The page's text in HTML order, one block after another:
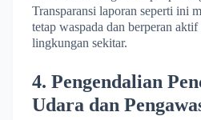
Transparansi laporan seperti ini
tetap waspada dan berperan
lingkungan sekitar.
4. Pengendalian
Udara dan